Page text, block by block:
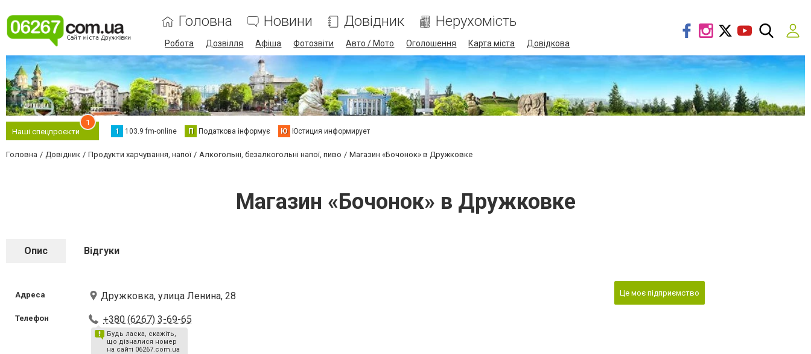
Головна Новини Довідник Нерухомість
Робота Дозвілля Афіша Фотозвіти Авто / Мото Оголошення Карта міста Довідкова
Наші спецпроєкти
1
1 103.9 fm-online П Податкова інформує Ю Юстиция информирует
Головна Довідник Продукти харчування, напої Алкогольні, безалкогольні напої, пиво Магазин «Бочонок» в Дружковке
Магазин «Бочонок» в Дружковке
Опис Відгуки
Адреса Дружковка, улица Ленина, 28
Телефон +380 (6267) 3-69-65
Будь ласка, скажіть,
що дізналися номер
на сайті 06267.com.ua
Це моє підприємство